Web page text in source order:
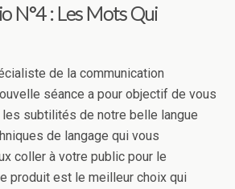
N°4 : Les Mots Qui
de la communication
séance a pour objectif de vous
subtilités de notre belle langue
de langage qui vous
coller à votre public pour le
produit est le meilleur choix qui